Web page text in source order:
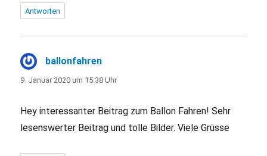
Antworten
ballonfahren
9. Januar 2020 um 15:38 Uhr
Hey interessanter Beitrag zum Ballon Fahren! Sehr
lesenswerter Beitrag und tolle Bilder. Viele Grüsse